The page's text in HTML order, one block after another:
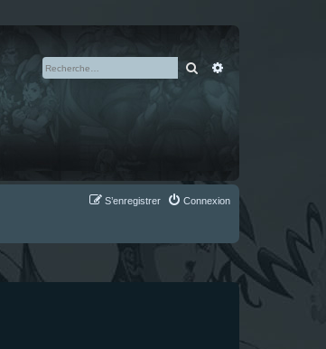
Rechercher
Connexion
S’enregistrer